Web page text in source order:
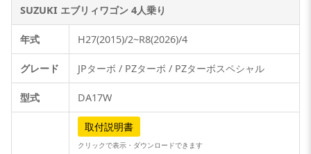
SUZUKI エブリィワゴン 4人乗り
年式 H27(2015)/2~R8(2026)/4
グレード JPターボ / PZターボ / PZターボスペシャル
型式 DA17W
取付説明書
クリックで表示・ダウンロードできます